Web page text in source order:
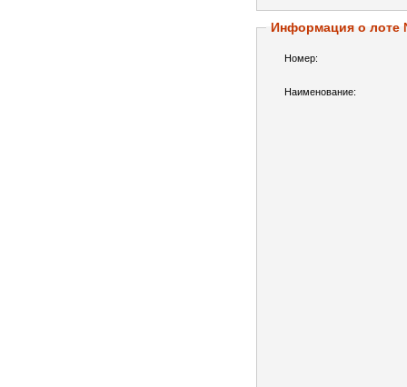
Информация о лоте
Номер:
Наименование: